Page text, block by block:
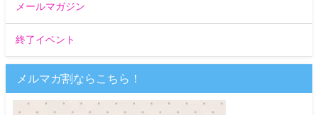
メールマガジン
終了イベント
メルマガ割ならこちら！